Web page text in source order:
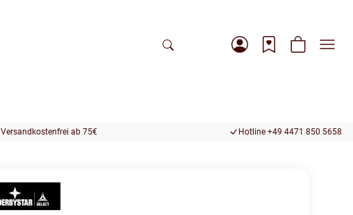
Versandkostenfrei ab 75€ Hotline +49 4471 850 5658